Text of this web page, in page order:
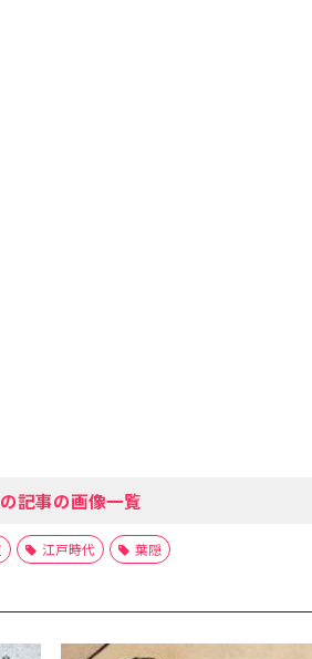
記事の画像一覧
江戸時代 葉隠